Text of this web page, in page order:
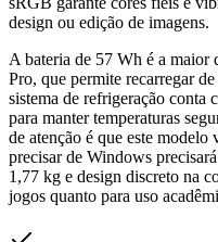
design ou edição de imagens.
A bateria de 57 Wh é a maior
Pro, que permite recarregar
sistema de refrigeração conta
para manter temperaturas
de atenção é que este
precisar de Windows
1,77 kg e design discreto na
jogos quanto para uso